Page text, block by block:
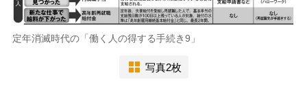
定年消滅時代の「働く人の得する手続き9」
写真2枚